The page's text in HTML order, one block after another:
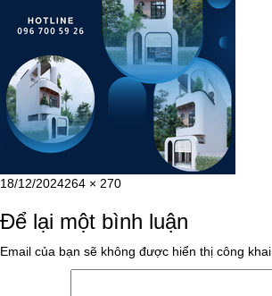
Đăng
ngày
18/12/2024Kích
đầy
264 × 270
Để lại một bình luận
Email của bạn sẽ không được hiển thị công khai.